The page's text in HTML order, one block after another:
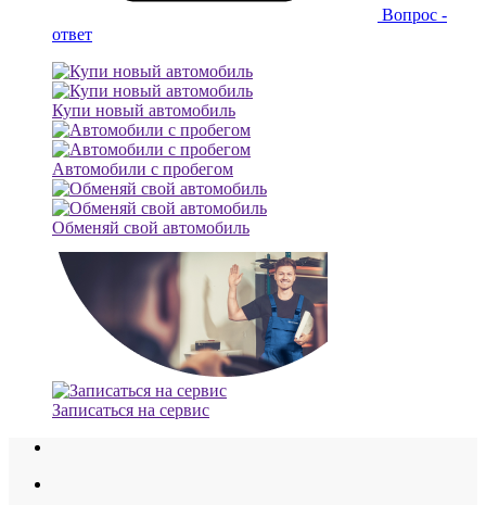
Вопрос -
ответ
Купи новый автомобиль
Автомобили с пробегом
Обменяй свой автомобиль
Записаться на сервис